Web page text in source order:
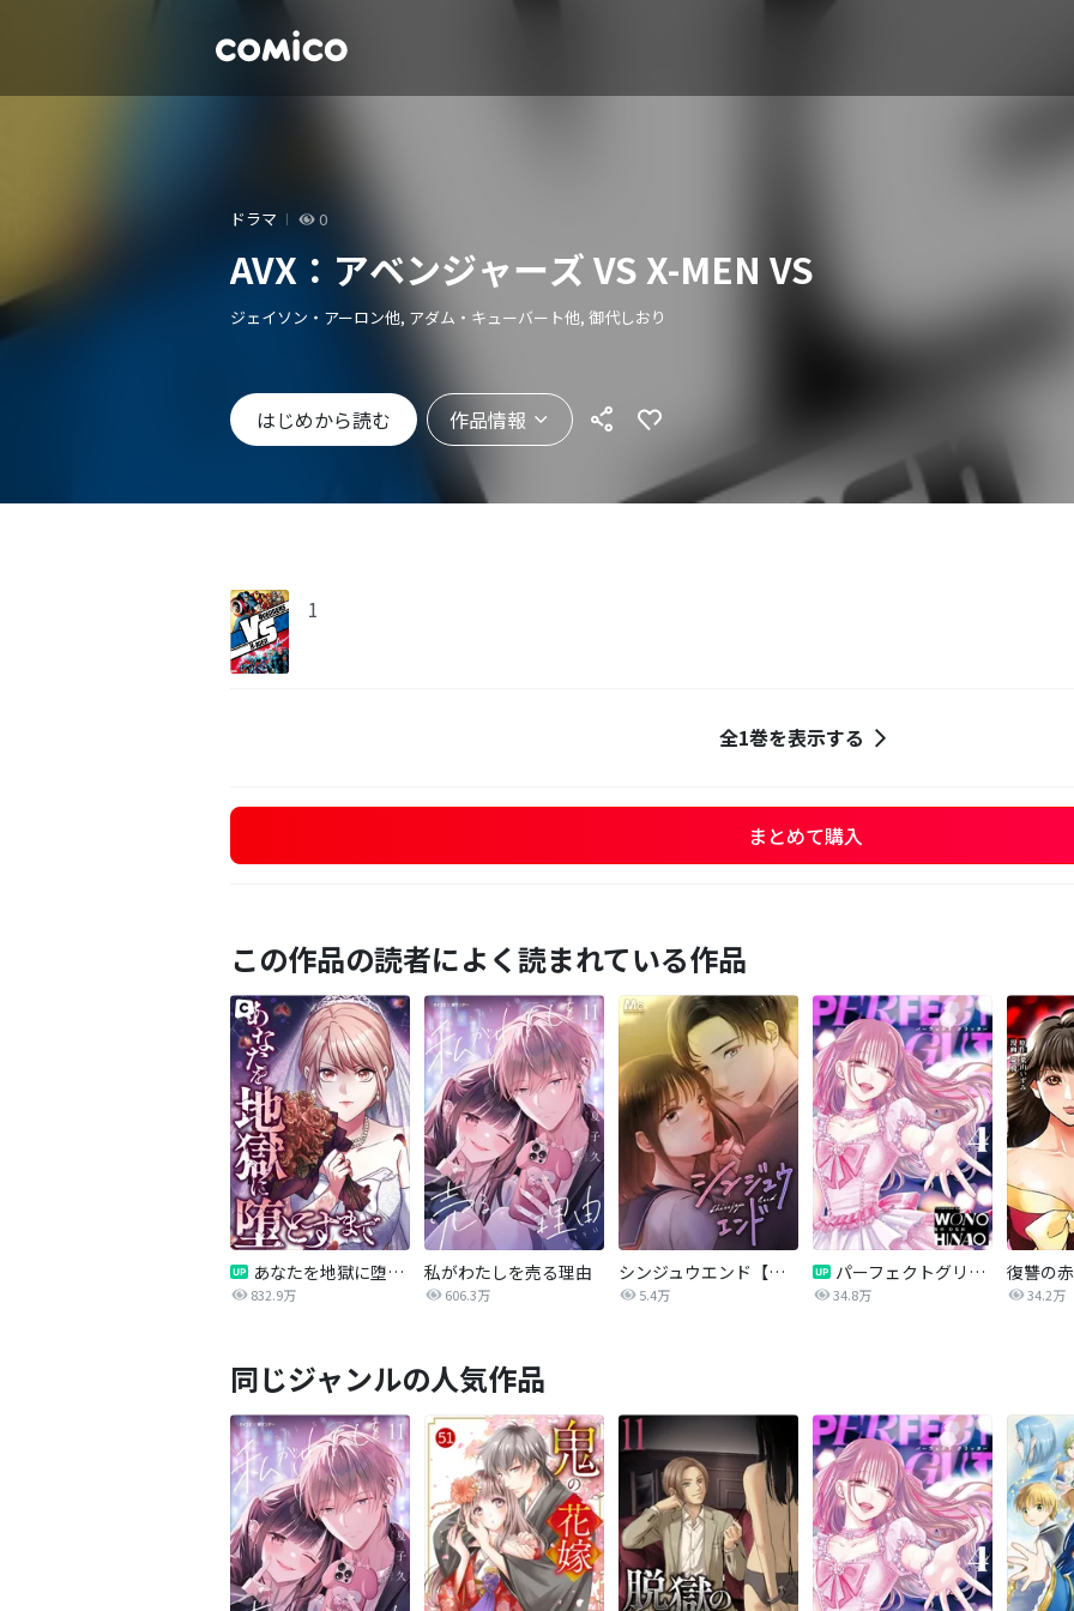
ドラマ 0
AVX：アベンジャーズ VS X-MEN VS
ジェイソン・アーロン他, アダム・キューバート他, 御代しおり
はじめから読む 作品情報
1
全1巻を表示する
まとめて購入
この作品の読者によく読まれている作品
あなたを地獄に堕とすまで
832.9万
私がわたしを売る理由
606.3万
シンジュウエンド【タテヨミ】
5.4万
パーフェクトグリッター
34.8万 34.2万
同じジャンルの人気作品